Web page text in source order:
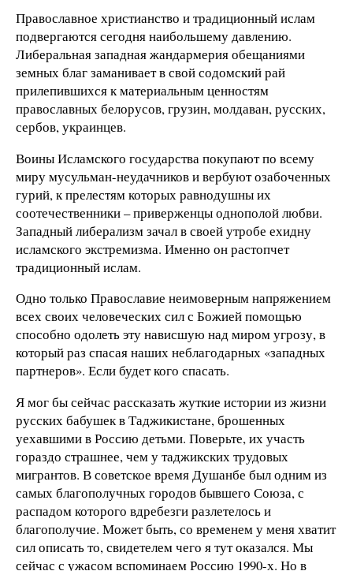
Православное христианство и традиционный ислам
подвергаются сегодня наибольшему давлению.
Либеральная западная жандармерия обещаниями
земных благ заманивает в свой содомский рай
прилепившихся к материальным ценностям
православных белорусов, грузин, молдаван, русских,
сербов, украинцев.
Воины Исламского государства покупают по всему
миру мусульман-неудачников и вербуют озабоченных
гурий, к прелестям которых равнодушны их
соотечественники – приверженцы однополой любви.
Западный либерализм зачал в своей утробе ехидну
исламского экстремизма. Именно он растопчет
традиционный ислам.
Одно только Православие неимоверным напряжением
всех своих человеческих сил с Божией помощью
способно одолеть эту нависшую над миром угрозу, в
который раз спасая наших неблагодарных «западных
партнеров». Если будет кого спасать.
Я мог бы сейчас рассказать жуткие истории из жизни
русских бабушек в Таджикистане, брошенных
уехавшими в Россию детьми. Поверьте, их участь
гораздо страшнее, чем у таджикских трудовых
мигрантов. В советское время Душанбе был одним из
самых благополучных городов бывшего Союза, с
распадом которого вдребезги разлетелось и
благополучие. Может быть, со временем у меня хватит
сил описать то, свидетелем чего я тут оказался. Мы
сейчас с ужасом вспоминаем Россию 1990-х. Но в